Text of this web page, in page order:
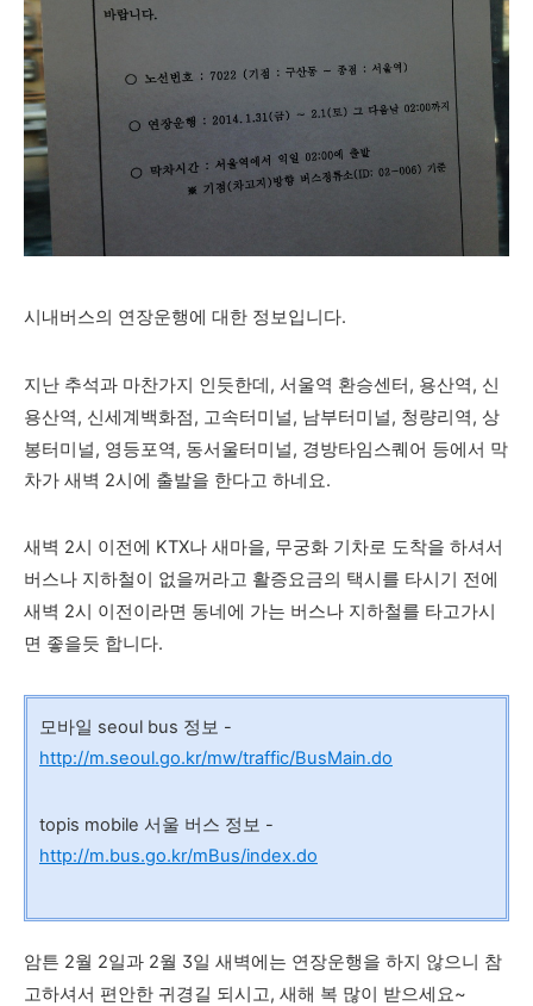
시내버스의 연장운행에 대한 정보입니다.
지난 추석과 마찬가지 인듯한데, 서울역 환승센터, 용산역, 신
용산역, 신세계백화점, 고속터미널, 남부터미널, 청량리역, 상
봉터미널, 영등포역, 동서울터미널, 경방타임스퀘어 등에서 막
차가 새벽 2시에 출발을 한다고 하네요.
새벽 2시 이전에 KTX나 새마을, 무궁화 기차로 도착을 하셔서
버스나 지하철이 없을꺼라고 활증요금의 택시를 타시기 전에
새벽 2시 이전이라면 동네에 가는 버스나 지하철를 타고가시
면 좋을듯 합니다.
모바일 seoul bus 정보 -
http://m.seoul.go.kr/mw/traffic/BusMain.do
topis mobile 서울 버스 정보 -
http://m.bus.go.kr/mBus/index.do
암튼 2월 2일과 2월 3일 새벽에는 연장운행을 하지 않으니 참
고하셔서 편안한 귀경길 되시고, 새해 복 많이 받으세요~